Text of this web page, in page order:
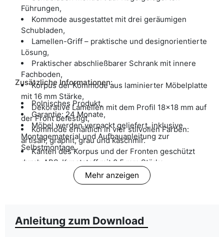
Führungen,
Kommode ausgestattet mit drei geräumigen
Schubladen,
Lamellen-Griff – praktische und designorientierte
Lösung,
Praktischer abschließbarer Schrank mit innere
Fachboden,
Korpus der Kommode aus laminierter Möbelplatte
mit 16 mm Stärke,
Dekorative Lamellen mit dem Profil 18x18 mm auf
der Front befestigt,
Kommode erhältlich in vier stilvollen Farben:
artisan, graphit, grau und kaschmir.
Kanten des Korpus und der Fronten geschützt
durch ABS-Kunststoff mit 0,5 mm Stärke.
Zusätzliche Informationen:
Polnisches Produkt,
Garantie: 24 Monate,
Möbel werden verpackt geliefert, inklusive
Montagematerial und Aufbauanleitung zur
Selbstmontage.
Mehr anzeigen
Anleitung zum Download